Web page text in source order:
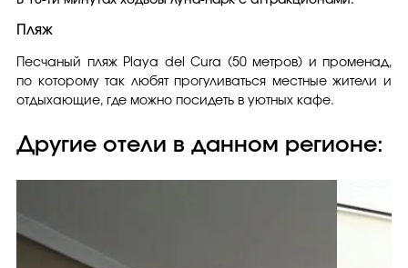
Пляж
Песчаный пляж Playa del Cura (50 метров) и променад,
по которому так любят прогуливаться местные жители и
отдыхающие, где можно посидеть в уютных кафе.
Другие отели в данном регионе: